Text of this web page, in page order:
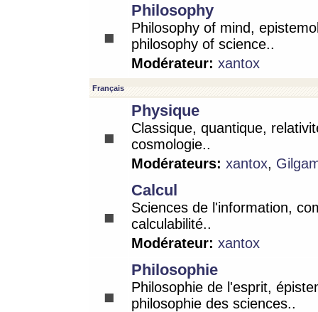
Philosophy
Philosophy of mind,
philosophy of science..
Modérateur: xantox
Français
Physique
Classique, quantique,
cosmologie..
Modérateurs: xantox,
Calcul
Sciences de l'information,
calculabilité..
Modérateur: xantox
Philosophie
Philosophie de l'esprit,
philosophie des sciences..